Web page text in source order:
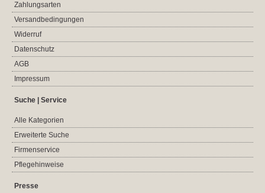
Zahlungsarten
Versandbedingungen
Widerruf
Datenschutz
AGB
Impressum
Suche | Service
Alle Kategorien
Erweiterte Suche
Firmenservice
Pflegehinweise
Presse